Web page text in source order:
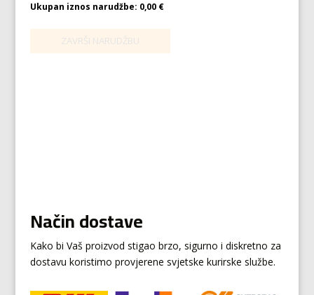
Ukupan iznos narudžbe: 0,00 €
Način dostave
Kako bi Vaš proizvod stigao brzo, sigurno i diskretno za
dostavu koristimo provjerene svjetske kurirske službe.